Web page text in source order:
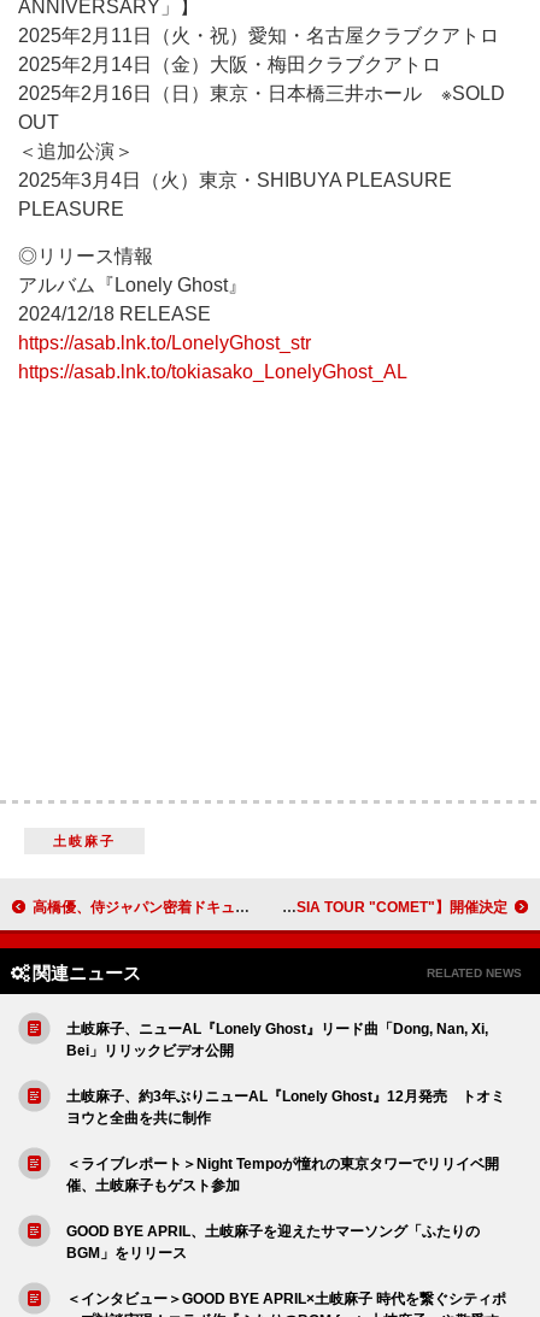
ANNIVERSARY」】
2025年2月11日（火・祝）愛知・名古屋クラブクアトロ
2025年2月14日（金）大阪・梅田クラブクアトロ
2025年2月16日（日）東京・日本橋三井ホール ※SOLD
OUT
＜追加公演＞
2025年3月4日（火）東京・SHIBUYA PLEASURE
PLEASURE
◎リリース情報
アルバム『Lonely Ghost』
2024/12/18 RELEASE
https://asab.lnk.to/LonelyGhost_str
https://asab.lnk.to/tokiasako_LonelyGhost_AL
土岐麻子
高橋優、侍ジャパン密着ドキュメンタリー映画に主題歌「青春の向こう側」書き下ろし ピノキオピー、初のアジアツアー【ピノキオピー ASIA TOUR "COMET"】開催決定
関連ニュース RELATED NEWS
土岐麻子、ニューAL『Lonely Ghost』リード曲「Dong, Nan, Xi,
Bei」リリックビデオ公開
土岐麻子、約3年ぶりニューAL『Lonely Ghost』12月発売 トオミ
ヨウと全曲を共に制作
＜ライブレポート＞Night Tempoが憧れの東京タワーでリリイベ開
催、土岐麻子もゲスト参加
GOOD BYE APRIL、土岐麻子を迎えたサマーソング「ふたりの
BGM」をリリース
＜インタビュー＞GOOD BYE APRIL×土岐麻子 時代を繋ぐシティポ